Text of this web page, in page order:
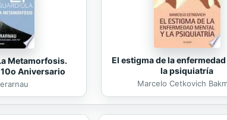
Metamorfosis.
Aniversario
El estigma de la
la psiquiatría
Marcelo Cetkovich